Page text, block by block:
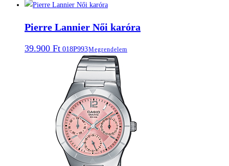
Pierre Lannier Női karóra
39.900 Ft 018P993Megrendelem